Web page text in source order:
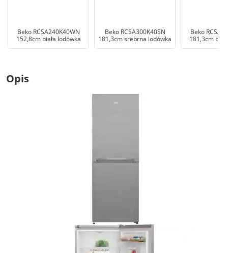
Beko RCSA240K40WN
152,8cm biała lodówka
Beko RCSA300K40SN
181,3cm srebrna lodówka
Beko
181,3cm
Opis